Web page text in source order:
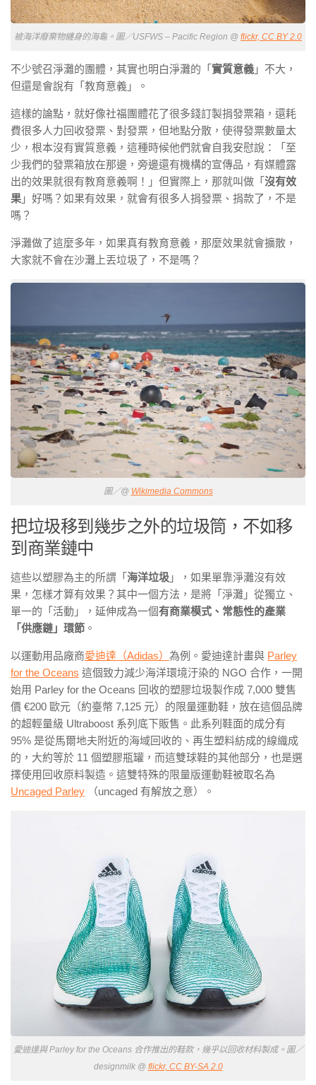
被海洋廢棄物纏身的海龜。圖／USFWS – Pacific Region @ flickr, CC BY 2.0
不少號召淨灘的團體，其實也明白淨灘的「 實質意義 」不大，
但還是會說有「教育意義」。
這樣的論點，就好像社福團體花了很多錢訂製捐發票箱，還耗
費很多人力回收發票、對發票，但地點分散，使得發票數量太
少，根本沒有實質意義，這種時候他們就會自我安慰說：「至
少我們的發票箱放在那邊，旁邊還有機構的宣傳品，有媒體露
出的效果就很有教育意義啊！」但實際上，那就叫做「 沒有效
果 」好嗎？如果有效果，就會有很多人捐發票、捐款了，不是
嗎？
淨灘做了這麼多年，如果真有教育意義，那麼效果就會擴散，
大家就不會在沙灘上丟垃圾了，不是嗎？
圖／@ Wikimedia Commons
把垃圾移到幾步之外的垃圾筒，不如移
到商業鏈中
這些以塑膠為主的所謂「 海洋垃圾 」，如果單靠淨灘沒有效
果，怎樣才算有效果？其中一個方法，是將「淨灘」從獨立、
單一的「活動」，延伸成為一個有商業模式、常態性的產業
「供應鏈」環節 。
以運動用品廠商愛迪達（Adidas） 為例。愛迪達計畫與 Parley
for the Oceans 這個致力減少海洋環境汙染的 NGO 合作，一開
始用 Parley for the Oceans 回收的塑膠垃圾製作成 7,000 雙售
價 €200 歐元（約臺幣 7,125 元）的限量運動鞋，放在這個品牌
的超輕量級 Ultraboost 系列底下販售。此系列鞋面的成分有
95% 是從馬爾地夫附近的海域回收的、再生塑料紡成的線織成
的，大約等於 11 個塑膠瓶罐，而這雙球鞋的其他部分，也是選
擇使用回收原料製造。這雙特殊的限量版運動鞋被取名為
Uncaged Parley （uncaged 有解放之意）。
愛迪達與 Parley for the Oceans 合作推出的鞋款，幾乎以回收材料製成。圖／
designmilk @ flickr, CC BY-SA 2.0